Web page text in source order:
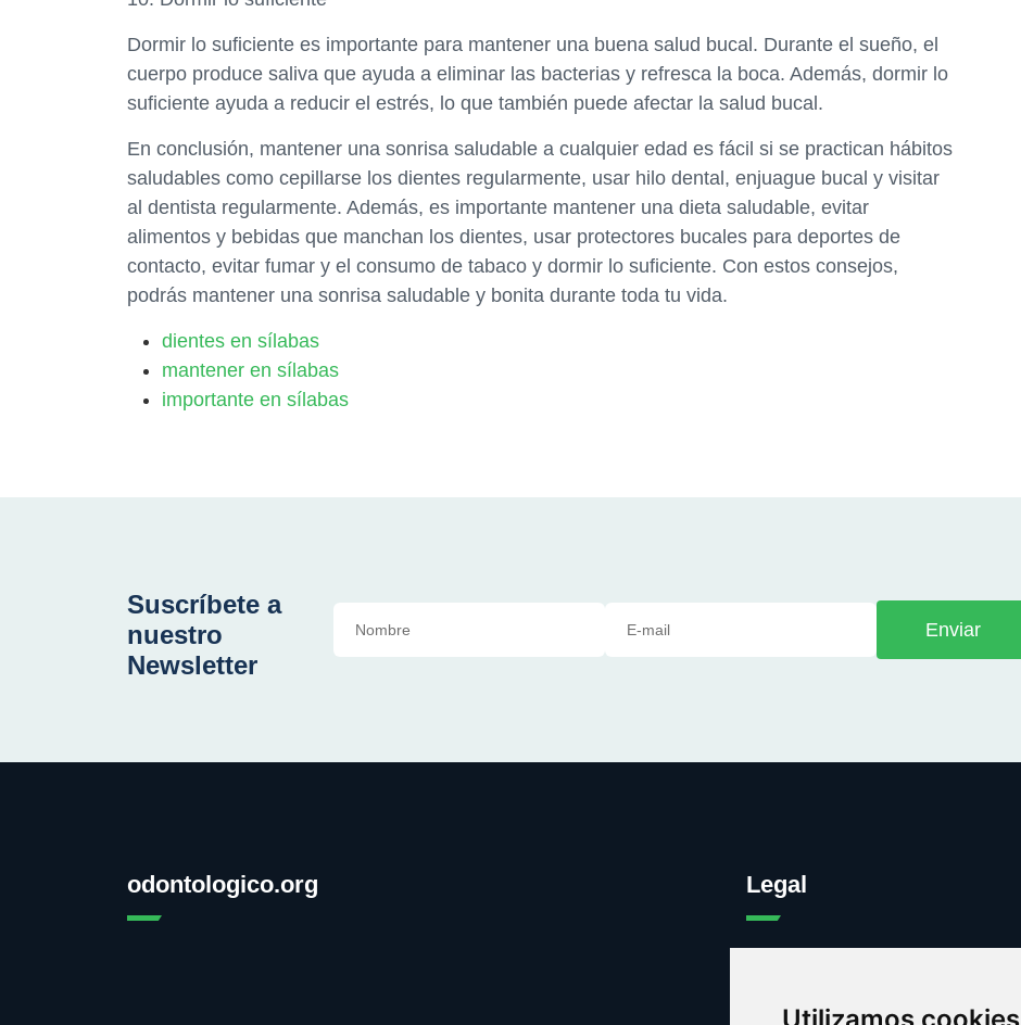
Dormir lo suficiente es importante para mantener una buena salud bucal. Durante el sueño, el
cuerpo produce saliva que ayuda a eliminar las bacterias y refresca la boca. Además, dormir lo
suficiente ayuda a reducir el estrés, lo que también puede afectar la salud bucal.
En conclusión, mantener una sonrisa saludable a cualquier edad es fácil si se practican hábitos
saludables como cepillarse los dientes regularmente, usar hilo dental, enjuague bucal y visitar
al dentista regularmente. Además, es importante mantener una dieta saludable, evitar
alimentos y bebidas que manchan los dientes, usar protectores bucales para deportes de
contacto, evitar fumar y el consumo de tabaco y dormir lo suficiente. Con estos consejos,
podrás mantener una sonrisa saludable y bonita durante toda tu vida.
dientes en sílabas
mantener en sílabas
importante en sílabas
Suscríbete a
nuestro
Newsletter
Enviar
odontologico.org Legal
Contacto